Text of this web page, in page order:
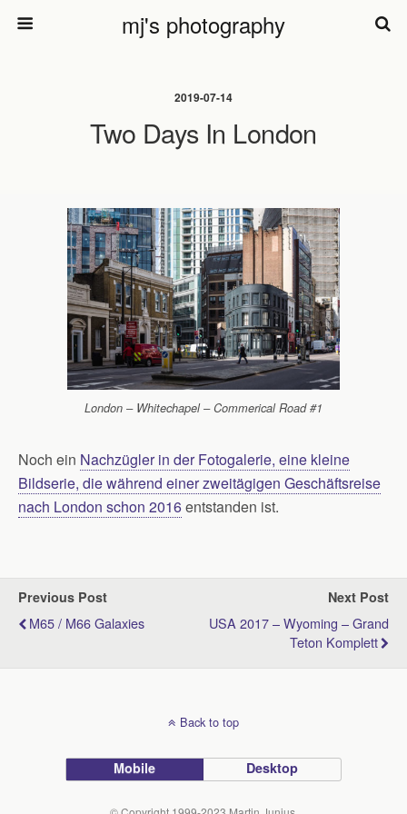
mj's photography
2019-07-14
Two Days In London
London – Whitechapel – Commerical Road #1
Noch ein Nachzügler in der Fotogalerie, eine kleine
Bildserie, die während einer zweitägigen Geschäftsreise
nach London schon 2016entstanden ist.
Previous Post
M65 / M66 Galaxies
Next Post
USA 2017 – Wyoming – Grand
Teton Komplett
Back to top
Mobile Desktop